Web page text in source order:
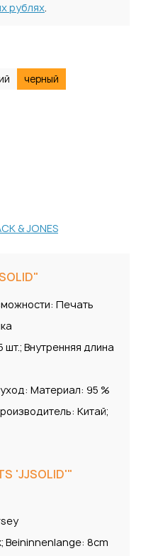
рублях.
черный
& JONES
Печать
Внутренняя длина
Материал: 95 %
Китай;
'JJSOLID'"
Beininnenlange: 8cm